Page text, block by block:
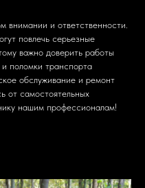
внимании и ответственности.
повлечь серьезные
важно доверить работы
поломки транспорта
обслуживание и ремонт
от самостоятельных
нашим профессионалам!